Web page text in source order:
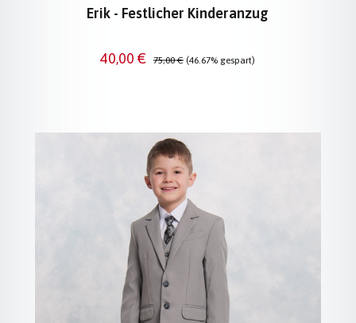
Erik - Festlicher Kinderanzug
Verkaufspreis:
40,00 € Regulärer Preis:
75,00 € (46.67% gespart)